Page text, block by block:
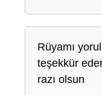
Rüyamı
teşekkür
razı olsun